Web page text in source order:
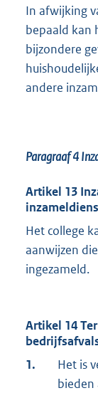
In afwijking
bepaald kan
bijzondere
andere
Paragraaf 4
Artikel 13
Het college
aanwijzen
ingezameld.
Artikel 14
1.
Het is
bieden